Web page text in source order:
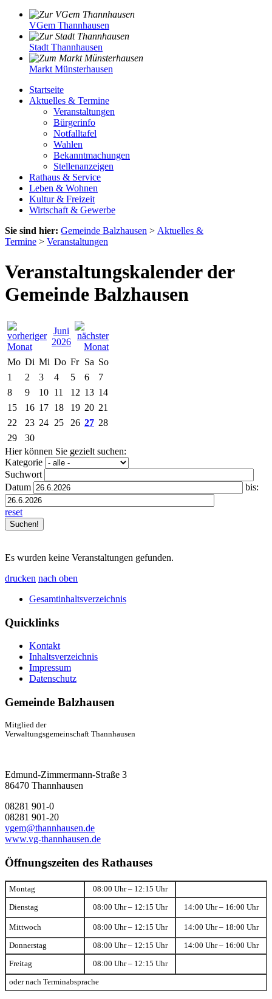
VGem Thannhausen
Stadt Thannhausen
Markt Münsterhausen
Startseite
Aktuelles & Termine
Veranstaltungen
Bürgerinfo
Notfalltafel
Wahlen
Bekanntmachungen
Stellenanzeigen
Rathaus & Service
Leben & Wohnen
Kultur & Freizeit
Wirtschaft & Gewerbe
Sie sind hier: Gemeinde Balzhausen > Aktuelles &
Termine > Veranstaltungen
Veranstaltungskalender der
Gemeinde Balzhausen
Juni
2026
Mo Di Mi Do Fr Sa So
1
2 3 4 5 6
7
8
9 10 11 12 13 14
15
16 17 18 19 20 21
22
23 24 25 26 27 28
29
30
Hier können Sie gezielt suchen:
Kategorie
Suchwort
Datum
bis:
reset
Es wurden keine Veranstaltungen gefunden.
drucken nach oben
Gesamtinhaltsverzeichnis
Quicklinks
Kontakt
Inhaltsverzeichnis
Impressum
Datenschutz
Gemeinde Balzhausen
Mitglied der
Verwaltungsgemeinschaft Thannhausen
Edmund-Zimmermann-Straße 3
86470 Thannhausen
08281 901-0
08281 901-20
vgem@thannhausen.de
www.vg-thannhausen.de
Öffnungszeiten des Rathauses
Montag 08:00 Uhr – 12:15 Uhr
Dienstag 08:00 Uhr – 12:15 Uhr 14:00 Uhr – 16:00 Uhr
Mittwoch 08:00 Uhr – 12:15 Uhr 14:00 Uhr – 18:00 Uhr
Donnerstag 08:00 Uhr – 12:15 Uhr 14:00 Uhr – 16:00 Uhr
Freitag 08:00 Uhr – 12:15 Uhr
oder nach Terminabsprache